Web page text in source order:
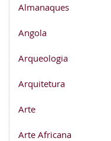
Almanaques
Angola
Arqueologia
Arquitetura
Arte
Arte Africana